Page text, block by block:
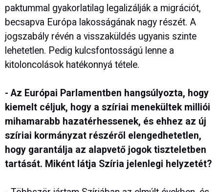
paktummal gyakorlatilag legalizálják a migrációt,
becsapva Európa lakosságának nagy részét. A
jogszabály révén a visszaküldés ugyanis szinte
lehetetlen. Pedig kulcsfontosságú lenne a
kitoloncolások hatékonnyá tétele.
- Az Európai Parlamentben hangsúlyozta, hogy
kiemelt céljuk, hogy a szíriai menekültek milliói
mihamarabb hazatérhessenek, és ehhez az új
szíriai kormányzat részéről elengedhetetlen,
hogy garantálja az alapvető jogok tiszteletben
tartását. Miként látja Szíria jelenlegi helyzetét?